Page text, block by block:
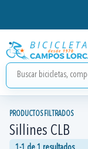
PRODUCTOS FILTRADOS
Sillines CLB